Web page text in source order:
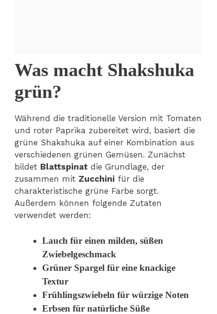
Was macht Shakshuka
grün?
Während die traditionelle Version mit Tomaten
und roter Paprika zubereitet wird, basiert die
grüne Shakshuka auf einer Kombination aus
verschiedenen grünen Gemüsen. Zunächst
bildet Blattspinat die Grundlage, der
zusammen mit Zucchini für die
charakteristische grüne Farbe sorgt.
Außerdem können folgende Zutaten
verwendet werden:
Lauch für einen milden, süßen
Zwiebelgeschmack
Grüner Spargel für eine knackige
Textur
Frühlingszwiebeln für würzige Noten
Erbsen für natürliche Süße